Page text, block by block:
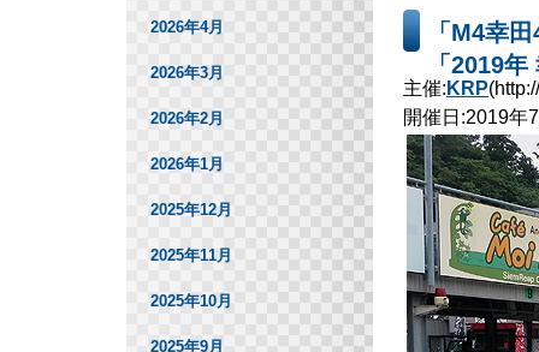
「M4幸
「2019
主催:KRP
開催日:2019
2026年4月
2026年3月
2026年2月
2026年1月
2025年12月
2025年11月
2025年10月
2025年9月